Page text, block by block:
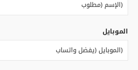
الموبايل